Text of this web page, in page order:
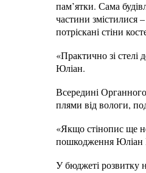
пам’ятки. Сама
частини змістилися
потріскані стіни
«Практично зі стелі
Юліан.
Всередині
плями від вологи,
«Якщо стінопис ще
пошкодження
У бюджеті розвитку